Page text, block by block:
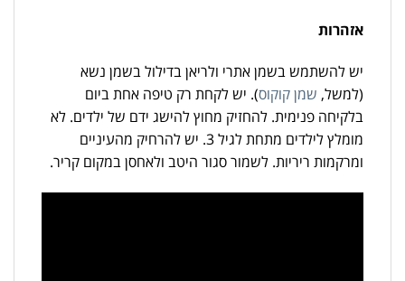
אזהרות
יש להשתמש בשמן אתרי ולריאן בדילול בשמן נשא
(למשל, שמן קוקוס). יש לקחת רק טיפה אחת ביום
בלקיחה פנימית. להחזיק מחוץ להישג ידם של ילדים. לא
מומלץ לילדים מתחת לגיל 3. יש להרחיק מהעיניים
ומרקמות ריריות. לשמור סגור היטב ולאחסן במקום קריר.